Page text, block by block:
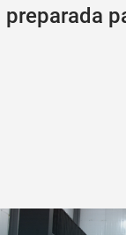
preparada